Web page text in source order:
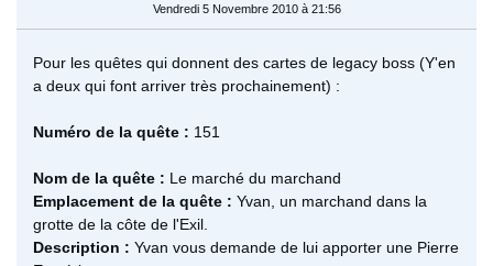
Vendredi 5 Novembre 2010 à 21:56
Pour les quêtes qui donnent des cartes de legacy boss (Y'en
a deux qui font arriver très prochainement) :
Numéro de la quête : 151
Nom de la quête : Le marché du marchand
Emplacement de la quête : Yvan, un marchand dans la
grotte de la côte de l'Exil.
Description : Yvan vous demande de lui apporter une Pierre